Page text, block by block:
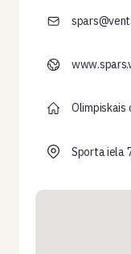
Olimpiskais
Sporta iela